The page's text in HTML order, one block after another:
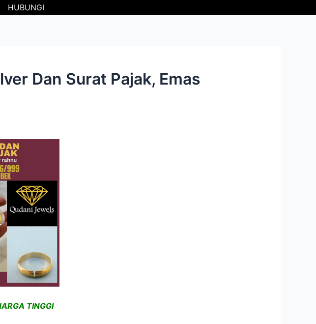
HUBUNGI
Dan Surat Pajak, Emas
TINGGI